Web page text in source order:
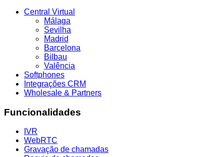
Central Virtual
Málaga
Sevilha
Madrid
Barcelona
Bilbau
Valência
Softphones
Integrações CRM
Wholesale & Partners
Funcionalidades
IVR
WebRTC
Gravação de chamadas